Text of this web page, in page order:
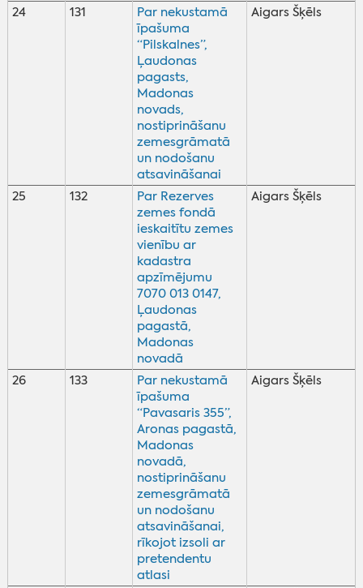
24 131
Par nekustamā
īpašuma
“Pilskalnes”,
Ļaudonas
pagasts,
Madonas
novads,
nostiprināšanu
zemesgrāmatā
un nodošanu
atsavināšanai
Aigars Šķēls
25 132
Par Rezerves
zemes fondā
ieskaitītu zemes
vienību ar
kadastra
apzīmējumu
7070 013 0147,
Ļaudonas
pagastā,
Madonas
novadā
Aigars Šķēls
26 133
Par nekustamā
īpašuma
“Pavasaris 355”,
Aronas pagastā,
Madonas
novadā,
nostiprināšanu
zemesgrāmatā
un nodošanu
atsavināšanai,
rīkojot izsoli ar
pretendentu
atlasi
Aigars Šķēls